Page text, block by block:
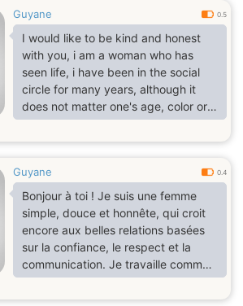
Guyane 0.5
I would like to be kind and honest
with you, i am a woman who has
seen life, i have been in the social
circle for many years, although it
does not matter one's age, color or
achievement,
Guyane 0.4
Bonjour à toi ! Je suis une femme
simple, douce et honnête, qui croit
encore aux belles relations basées
sur la confiance, le respect et la
communication. Je travaille comme
esthéticienne et je vends également
des vêtements en ligne — j’aime ce